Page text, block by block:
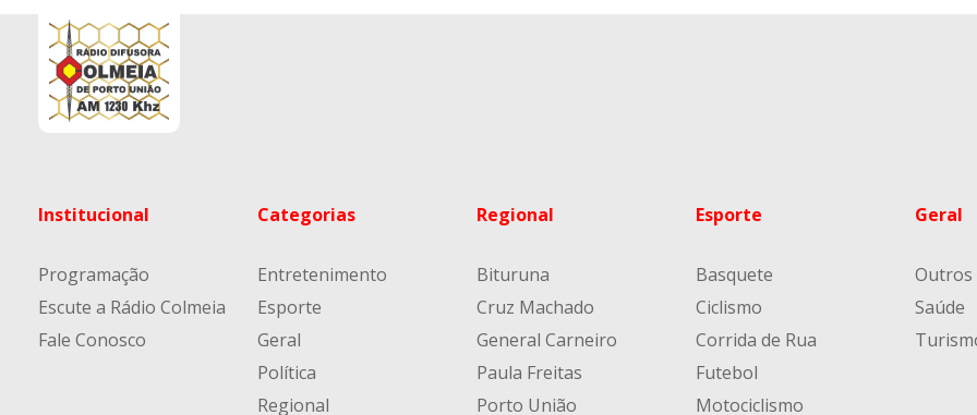
Institucional
Programação
Escute a Rádio Colmeia
Fale Conosco
Categorias
Entretenimento
Esporte
Geral
Política
Regional
Regional
Bituruna
Cruz Machado
General Carneiro
Paula Freitas
Porto União
Esporte
Basquete
Ciclismo
Corrida de Rua
Futebol
Motociclismo
Geral
Outros
Saúde